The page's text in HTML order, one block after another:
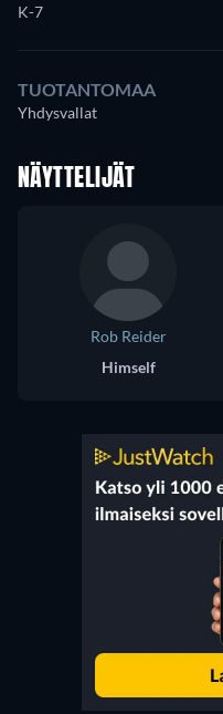
K-7
TUOTANTOMAA
Yhdysvallat
NÄYTTELIJÄT
Rob Reider
Himself